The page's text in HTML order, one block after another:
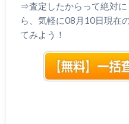
⇒査定したからって絶対に
ら、気軽に08月10日現在
てみよう！